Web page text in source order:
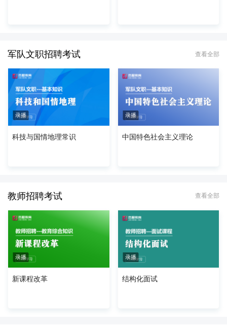
军队文职招聘考试 查看全部
录播
科技与国情地理常识
录播
中国特色社会主义理论
教师招聘考试 查看全部
录播
新课程改革
录播
结构化面试